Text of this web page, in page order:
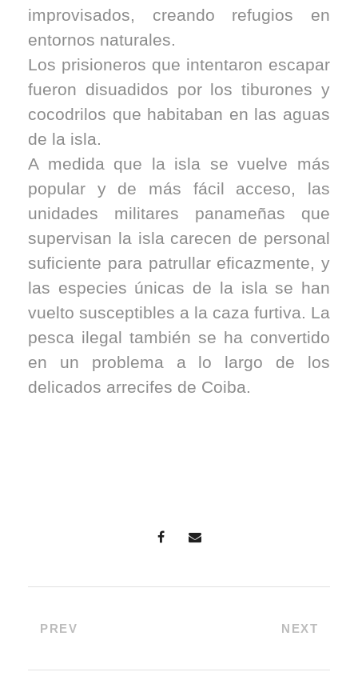
improvisados, creando refugios en
entornos naturales.
Los prisioneros que intentaron escapar
fueron disuadidos por los tiburones y
cocodrilos que habitaban en las aguas
de la isla.
A medida que la isla se vuelve más
popular y de más fácil acceso, las
unidades militares panameñas que
supervisan la isla carecen de personal
suficiente para patrullar eficazmente, y
las especies únicas de la isla se han
vuelto susceptibles a la caza furtiva. La
pesca ilegal también se ha convertido
en un problema a lo largo de los
delicados arrecifes de Coiba.
PREV NEXT